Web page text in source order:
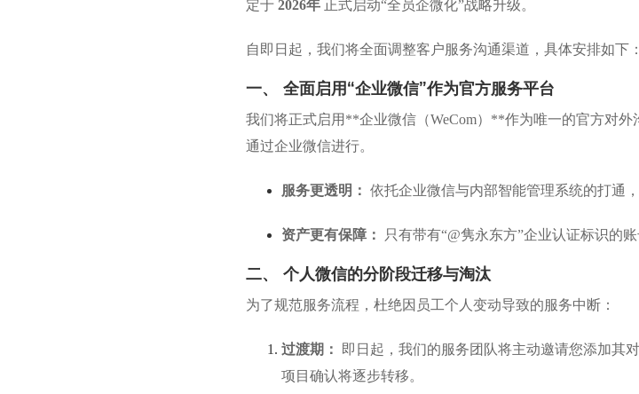
定于 2026年 正式启动“全员企微化”战略升级。
自即日起，我们将全面调整客户服务沟通渠道，具体安排如下：
一、 全面启用“企业微信”作为官方服务平台
我们将正式启用**企业微信（WeCom）**作为唯一的官方对
通过企业微信进行。
服务更透明： 依托企业微信与内部智能管理系统的打通
资产更有保障： 只有带有“@隽永东方”企业认证标识的
二、 个人微信的分阶段迁移与淘汰
为了规范服务流程，杜绝因员工个人变动导致的服务中断：
过渡期： 即日起，我们的服务团队将主动邀请您添加其
项目确认将逐步转移。